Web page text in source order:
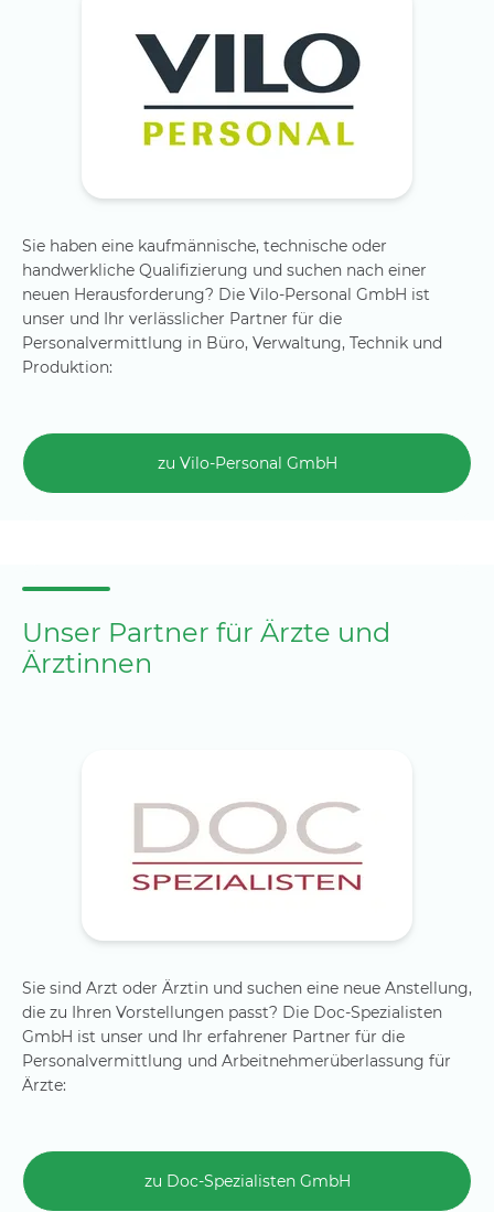
Sie haben eine kaufmännische, technische oder
handwerkliche Qualifizierung und suchen nach einer
neuen Herausforderung? Die Vilo-Personal GmbH ist
unser und Ihr verlässlicher Partner für die
Personalvermittlung in Büro, Verwaltung, Technik und
Produktion:
zu Vilo-Personal GmbH
Unser Partner für Ärzte und
Ärztinnen
Sie sind Arzt oder Ärztin und suchen eine neue Anstellung,
die zu Ihren Vorstellungen passt? Die Doc-Spezialisten
GmbH ist unser und Ihr erfahrener Partner für die
Personalvermittlung und Arbeitnehmerüberlassung für
Ärzte:
zu Doc-Spezialisten GmbH